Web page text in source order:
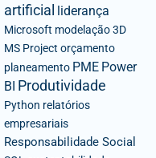
artificial liderança
Microsoft modelação 3D
MS Project orçamento
planeamento PME Power
BI Produtividade
Python relatórios
empresariais
Responsabilidade Social